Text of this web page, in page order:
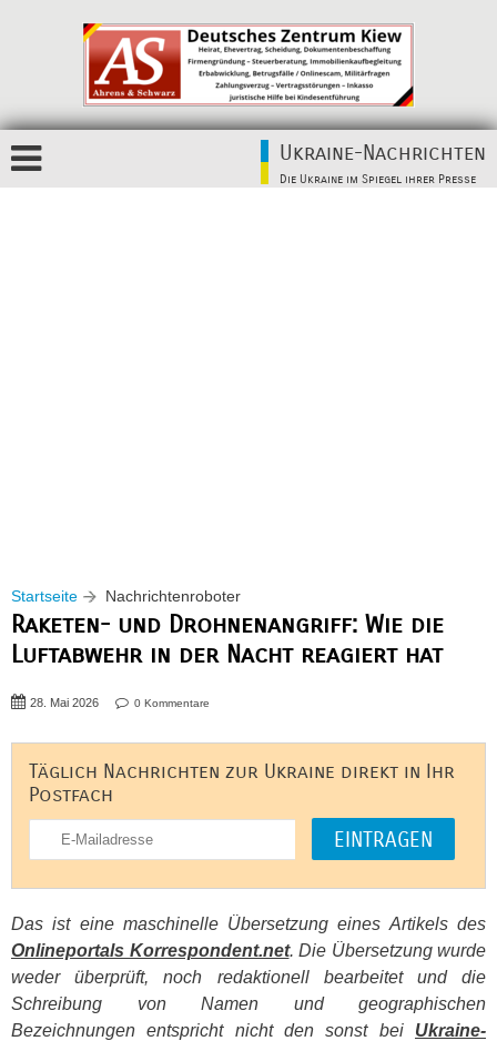
Ukraine-Nachrichten
Die Ukraine im Spiegel ihrer Presse
Startseite Nachrichtenroboter
Raketen- und Drohnenangriff: Wie die
Luftabwehr in der Nacht reagiert hat
28. Mai 2026 0 Kommentare
Täglich Nachrichten zur Ukraine direkt in Ihr
Postfach
Das ist eine maschinelle Übersetzung eines Artikels des
Onlineportals Korrespondent.net. Die Übersetzung wurde
weder überprüft, noch redaktionell bearbeitet und die
Schreibung von Namen und geographischen
Bezeichnungen entspricht nicht den sonst bei Ukraine-